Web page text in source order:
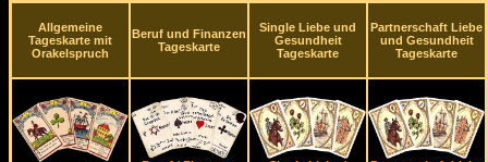
Allgemeine
Tageskarte mit
Orakelspruch
Beruf und Finanzen
Tageskarte
Single Liebe und
Gesundheit
Tageskarte
Partnerschaft Liebe
und Gesundheit
Tageskarte